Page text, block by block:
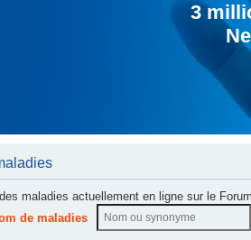
3
maladies actuellement en ligne sur le
de maladies